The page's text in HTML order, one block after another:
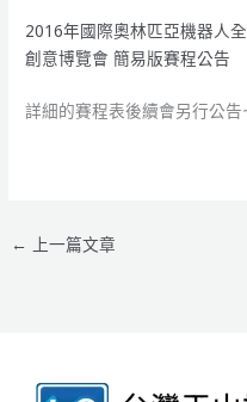
2016年國際奧林匹亞機器人
創意博覽會 簡易版賽程公告
詳細的賽程表後續會另行公告
← 上一篇文章